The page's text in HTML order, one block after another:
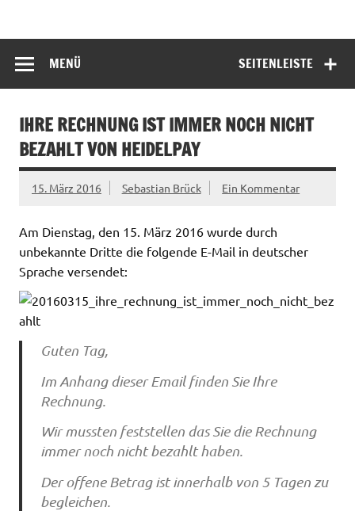
SEITENLEISTE
MENÜ
IHRE RECHNUNG IST IMMER NOCH NICHT
BEZAHLT VON HEIDELPAY
15. März 2016 Sebastian Brück Ein Kommentar
Am Dienstag, den 15. März 2016 wurde durch
unbekannte Dritte die folgende E-Mail in deutscher
Sprache versendet:
Guten Tag,
Im Anhang dieser Email finden Sie Ihre
Rechnung.
Wir mussten feststellen das Sie die Rechnung
immer noch nicht bezahlt haben.
Der offene Betrag ist innerhalb von 5 Tagen zu
begleichen.